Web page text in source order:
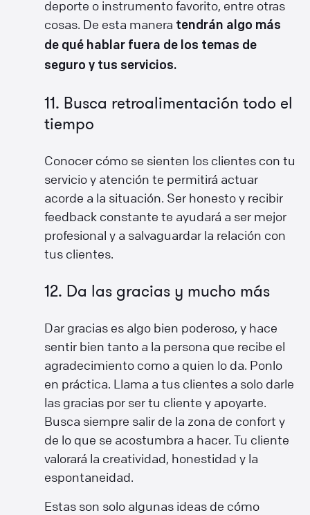
deporte o instrumento favorito, entre otras
cosas. De esta manera tendrán algo más
de qué hablar fuera de los temas de
seguro y tus servicios.
11. Busca retroalimentación todo el
tiempo
Conocer cómo se sienten los clientes con tu
servicio y atención te permitirá actuar
acorde a la situación. Ser honesto y recibir
feedback constante te ayudará a ser mejor
profesional y a salvaguardar la relación con
tus clientes.
12. Da las gracias y mucho más
Dar gracias es algo bien poderoso, y hace
sentir bien tanto a la persona que recibe el
agradecimiento como a quien lo da. Ponlo
en práctica. Llama a tus clientes a solo darle
las gracias por ser tu cliente y apoyarte.
Busca siempre salir de la zona de confort y
de lo que se acostumbra a hacer. Tu cliente
valorará la creatividad, honestidad y la
espontaneidad.
Estas son solo algunas ideas de cómo